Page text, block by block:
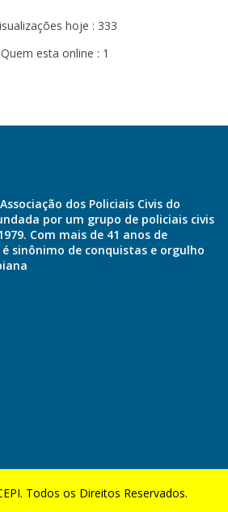
hoje : 333
esta online : 1
dos Policiais Civis do
por um grupo de policiais civis
Com mais de 41 anos de
sinônimo de conquistas e orgulho
Todos os Direitos Reservados.